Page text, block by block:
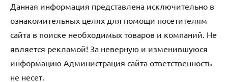
Данная информация представлена исключительно в
ознакомительных целях для помощи посетителям
сайта в поиске необходимых товаров и компаний. Не
является рекламой! За неверную и изменившуюся
информацию Администрация сайта ответственность
не несет.